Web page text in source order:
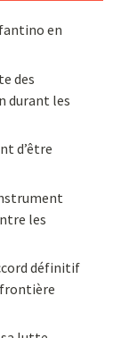
en
des
durant les
d’être
les
définitif